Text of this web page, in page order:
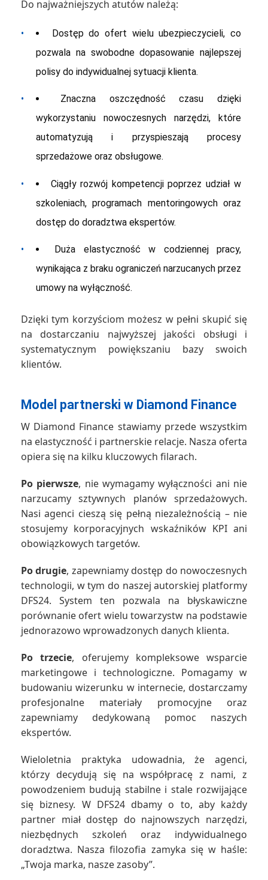
Do najważniejszych atutów należą:
•
Dostęp do ofert wielu ubezpieczycieli, co
pozwala na swobodne dopasowanie najlepszej
polisy do indywidualnej sytuacji klienta.
•
Znaczna oszczędność czasu dzięki
wykorzystaniu nowoczesnych narzędzi, które
automatyzują i przyspieszają procesy
sprzedażowe oraz obsługowe.
•
Ciągły rozwój kompetencji poprzez udział w
szkoleniach, programach mentoringowych oraz
dostęp do doradztwa ekspertów.
•
Duża elastyczność w codziennej pracy,
wynikająca z braku ograniczeń narzucanych przez
umowy na wyłączność.
Dzięki tym korzyściom możesz w pełni skupić się
na dostarczaniu najwyższej jakości obsługi i
systematycznym powiększaniu bazy swoich
klientów.
Model partnerski w Diamond Finance
W Diamond Finance stawiamy przede wszystkim
na elastyczność i partnerskie relacje. Nasza oferta
opiera się na kilku kluczowych filarach.
Po pierwsze, nie wymagamy wyłączności ani nie
narzucamy sztywnych planów sprzedażowych.
Nasi agenci cieszą się pełną niezależnością – nie
stosujemy korporacyjnych wskaźników KPI ani
obowiązkowych targetów.
Po drugie, zapewniamy dostęp do nowoczesnych
technologii, w tym do naszej autorskiej platformy
DFS24. System ten pozwala na błyskawiczne
porównanie ofert wielu towarzystw na podstawie
jednorazowo wprowadzonych danych klienta.
Po trzecie, oferujemy kompleksowe wsparcie
marketingowe i technologiczne. Pomagamy w
budowaniu wizerunku w internecie, dostarczamy
profesjonalne materiały promocyjne oraz
zapewniamy dedykowaną pomoc naszych
ekspertów.
Wieloletnia praktyka udowadnia, że agenci,
którzy decydują się na współpracę z nami, z
powodzeniem budują stabilne i stale rozwijające
się biznesy. W DFS24 dbamy o to, aby każdy
partner miał dostęp do najnowszych narzędzi,
niezbędnych szkoleń oraz indywidualnego
doradztwa. Nasza filozofia zamyka się w haśle:
„Twoja marka, nasze zasoby”.